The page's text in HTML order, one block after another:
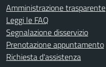
Amministrazione trasparente
Leggi le FAQ
Segnalazione disservizio
Prenotazione appuntamento
Richiesta d'assistenza